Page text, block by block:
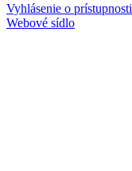
Vyhlásenie o prístupnosti
Webové sídlo